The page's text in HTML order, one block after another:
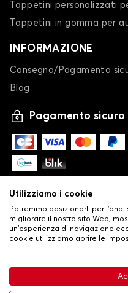
Tappetini personalizzati
Tappetini in gomma per
INFORMAZIONE
Consegna/Pagamento
Blog
Pagamento sicuro
Condizioni generali di
Politica sulla privacy e sui
Utilizziamo i cookie
Potremmo posizionarli per
migliorare il nostro sito Web,
un'esperienza di navigazione
cookie utilizziamo aprire le